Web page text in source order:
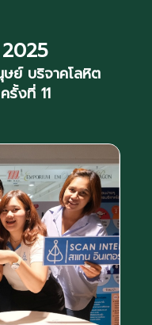
ย์ บริจาคโลหิต
งที่ 11